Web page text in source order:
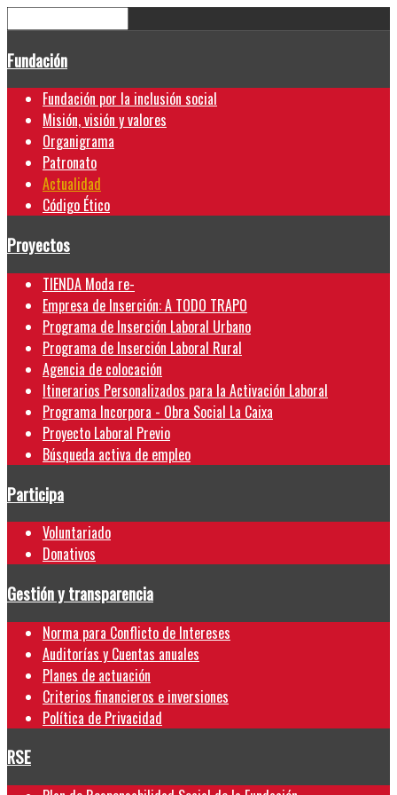
Fundación
Fundación por la inclusión social
Misión, visión y valores
Organigrama
Patronato
Actualidad
Código Ético
Proyectos
TIENDA Moda re-
Empresa de Inserción: A TODO TRAPO
Programa de Inserción Laboral Urbano
Programa de Inserción Laboral Rural
Agencia de colocación
Itinerarios Personalizados para la Activación Laboral
Programa Incorpora - Obra Social La Caixa
Proyecto Laboral Previo
Búsqueda activa de empleo
Participa
Voluntariado
Donativos
Gestión y transparencia
Norma para Conflicto de Intereses
Auditorías y Cuentas anuales
Planes de actuación
Criterios financieros e inversiones
Política de Privacidad
RSE